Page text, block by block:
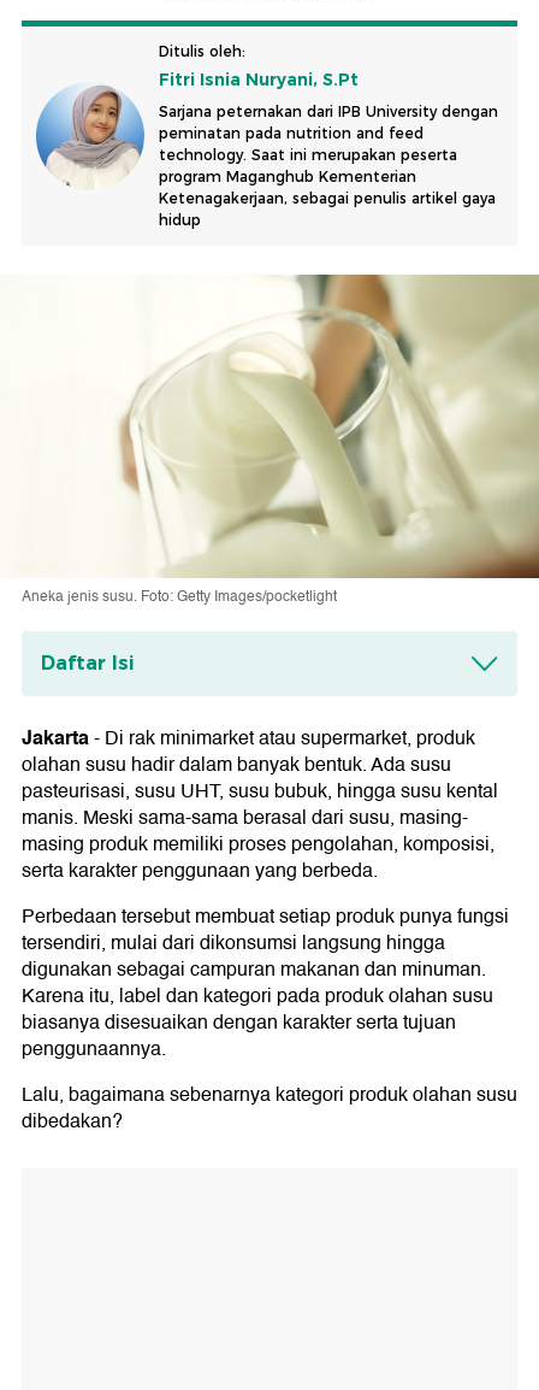
Ditulis oleh:
Fitri Isnia Nuryani, S.Pt
Sarjana peternakan dari IPB University dengan
peminatan pada nutrition and feed
technology. Saat ini merupakan peserta
program Maganghub Kementerian
Ketenagakerjaan, sebagai penulis artikel gaya
hidup
Aneka jenis susu. Foto: Getty Images/pocketlight
Daftar Isi
Mengenal Perbedaan Kategori Produk
Olahan Susu dan Fungsinya
1. Susu Pasteurisasi
2. Susu UHT
3. Susu Bubuk
4. Susu Kental Manis
Apakah Semua Produk Olahan Susu
Termasuk UPF?
Jakarta-Di rak minimarket atau supermarket, produk
olahan susu hadir dalam banyak bentuk. Ada susu
pasteurisasi, susu UHT, susu bubuk, hingga susu kental
manis. Meski sama-sama berasal dari susu, masing-
masing produk memiliki proses pengolahan, komposisi,
serta karakter penggunaan yang berbeda.
Perbedaan tersebut membuat setiap produk punya fungsi
tersendiri, mulai dari dikonsumsi langsung hingga
digunakan sebagai campuran makanan dan minuman.
Karena itu, label dan kategori pada produk olahan susu
biasanya disesuaikan dengan karakter serta tujuan
penggunaannya.
Lalu, bagaimana sebenarnya kategori produk olahan susu
dibedakan?